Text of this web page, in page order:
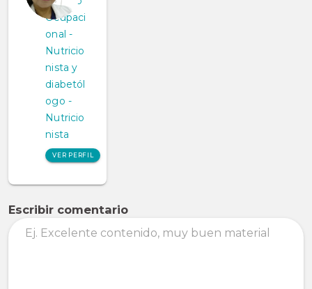
Ocupaci
onal -
Nutricio
nista y
diabetól
ogo -
Nutricio
nista
VER PERFIL
Escribir comentario